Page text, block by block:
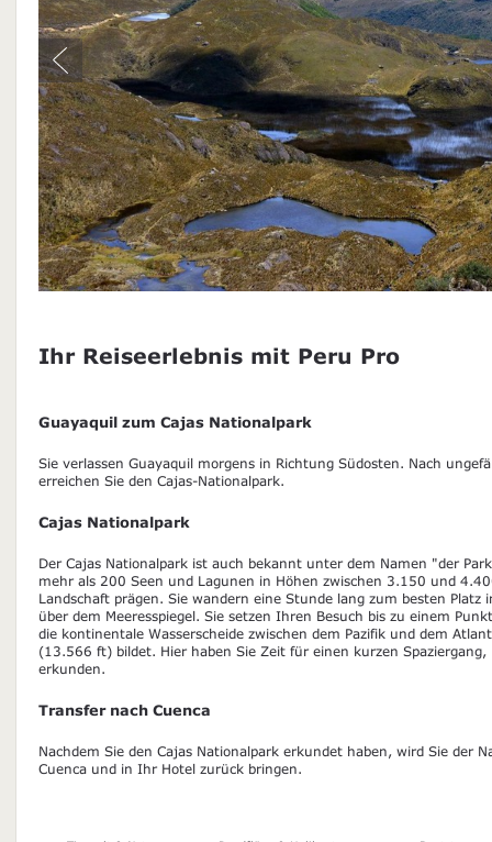
Ihr Reiseerlebnis mit Peru Pro
Guayaquil zum Cajas Nationalpark
Sie verlassen Guayaquil morgens in Richtung Südosten. Nach
erreichen Sie den Cajas-Nationalpark.
Cajas Nationalpark
Der Cajas Nationalpark ist auch bekannt unter dem Namen "der
mehr als 200 Seen und Lagunen in Höhen zwischen 3.150 und
Landschaft prägen. Sie wandern eine Stunde lang zum besten
über dem Meeresspiegel. Sie setzen Ihren Besuch bis zu einem
die kontinentale Wasserscheide zwischen dem Pazifik und dem
(13.566 ft) bildet. Hier haben Sie Zeit für einen kurzen Spaziergang,
erkunden.
Transfer nach Cuenca
Nachdem Sie den Cajas Nationalpark erkundet haben, wird Sie der
Cuenca und in Ihr Hotel zurück bringen.